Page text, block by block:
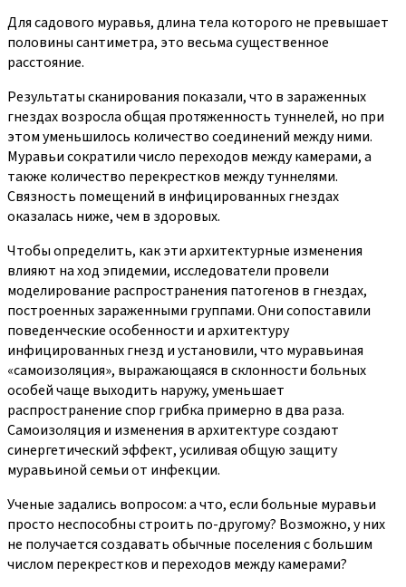
Для садового муравья, длина тела которого не превышает
половины сантиметра, это весьма существенное
расстояние.
Результаты сканирования показали, что в зараженных
гнездах возросла общая протяженность туннелей, но при
этом уменьшилось количество соединений между ними.
Муравьи сократили число переходов между камерами, а
также количество перекрестков между туннелями.
Связность помещений в инфицированных гнездах
оказалась ниже, чем в здоровых.
Чтобы определить, как эти архитектурные изменения
влияют на ход эпидемии, исследователи провели
моделирование распространения патогенов в гнездах,
построенных зараженными группами. Они сопоставили
поведенческие особенности и архитектуру
инфицированных гнезд и установили, что муравьиная
«самоизоляция», выражающаяся в склонности больных
особей чаще выходить наружу, уменьшает
распространение спор грибка примерно в два раза.
Самоизоляция и изменения в архитектуре создают
синергетический эффект, усиливая общую защиту
муравьиной семьи от инфекции.
Ученые задались вопросом: а что, если больные муравьи
просто неспособны строить по-другому? Возможно, у них
не получается создавать обычные поселения с большим
числом перекрестков и переходов между камерами?